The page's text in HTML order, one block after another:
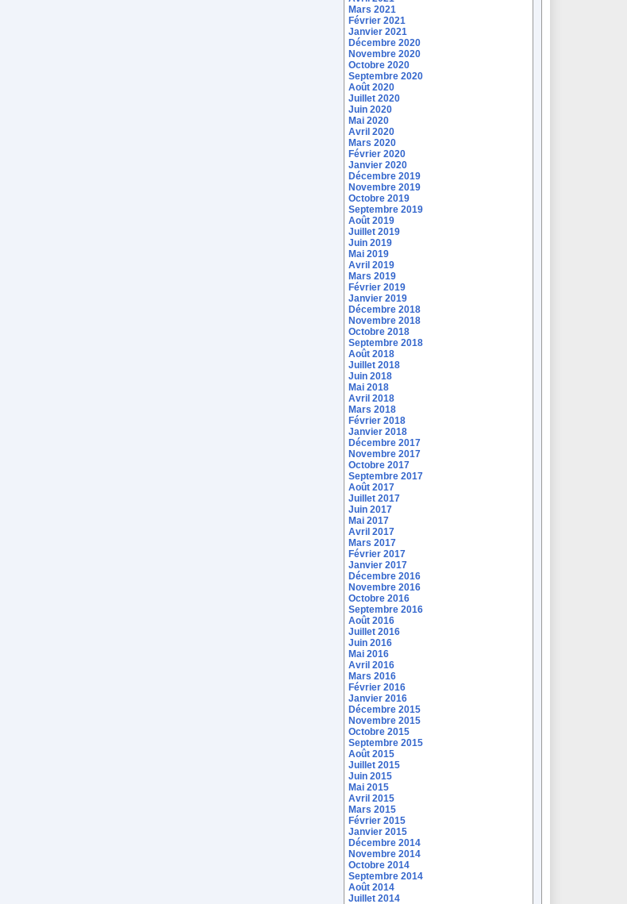
Mars 2021
Février 2021
Janvier 2021
Décembre 2020
Novembre 2020
Octobre 2020
Septembre 2020
Août 2020
Juillet 2020
Juin 2020
Mai 2020
Avril 2020
Mars 2020
Février 2020
Janvier 2020
Décembre 2019
Novembre 2019
Octobre 2019
Septembre 2019
Août 2019
Juillet 2019
Juin 2019
Mai 2019
Avril 2019
Mars 2019
Février 2019
Janvier 2019
Décembre 2018
Novembre 2018
Octobre 2018
Septembre 2018
Août 2018
Juillet 2018
Juin 2018
Mai 2018
Avril 2018
Mars 2018
Février 2018
Janvier 2018
Décembre 2017
Novembre 2017
Octobre 2017
Septembre 2017
Août 2017
Juillet 2017
Juin 2017
Mai 2017
Avril 2017
Mars 2017
Février 2017
Janvier 2017
Décembre 2016
Novembre 2016
Octobre 2016
Septembre 2016
Août 2016
Juillet 2016
Juin 2016
Mai 2016
Avril 2016
Mars 2016
Février 2016
Janvier 2016
Décembre 2015
Novembre 2015
Octobre 2015
Septembre 2015
Août 2015
Juillet 2015
Juin 2015
Mai 2015
Avril 2015
Mars 2015
Février 2015
Janvier 2015
Décembre 2014
Novembre 2014
Octobre 2014
Septembre 2014
Août 2014
Juillet 2014